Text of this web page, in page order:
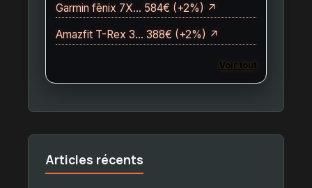
Garmin fēnix 7X… 584€ (+2%) ↗
Amazfit T-Rex 3… 388€ (+2%) ↗
Voir tout
Articles récents